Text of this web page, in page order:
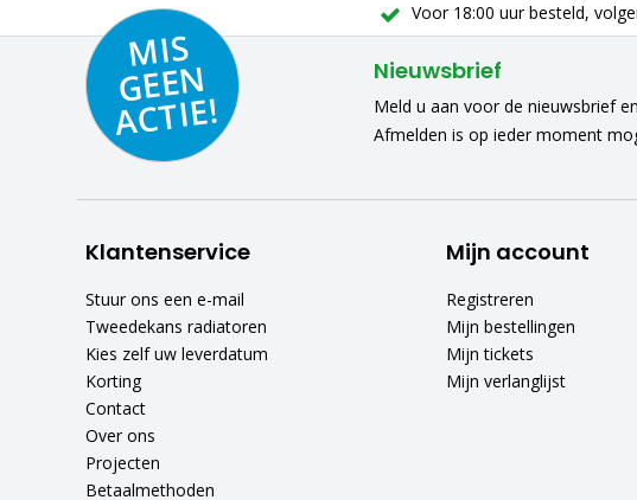
Voor 18:00 uur besteld,
MIS
GEE
N
A
C
TIE!
Nieuwsbrief
Meld u aan voor de nieuwsbrief
Afmelden is op ieder moment
Klantenservice
Stuur ons een e-mail
Tweedekans radiatoren
Kies zelf uw leverdatum
Korting
Contact
Over ons
Projecten
Betaalmethoden
Mijn account
Registreren
Mijn bestellingen
Mijn tickets
Mijn verlanglijst